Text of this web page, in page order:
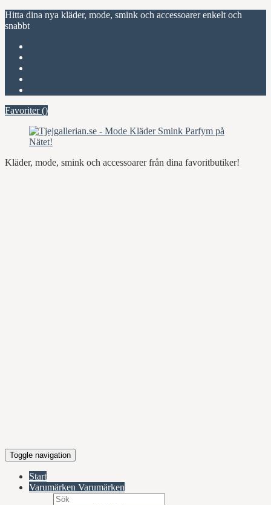
Hitta dina nya kläder, mode, smink och accessoarer enkelt och
snabbt
Favoriter ()
Kläder, mode, smink och accessoarer från dina favoritbutiker!
Toggle navigation
Start
Varumärken Varumärken